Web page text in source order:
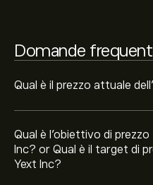
Domande
Qual è il prezzo attuale
Qual è l'obiettivo di
Inc? or Qual è il target di
Yext Inc?
negli ultimi 3 mesi, il